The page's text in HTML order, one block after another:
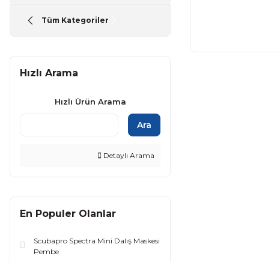
Tüm Kategoriler
Hızlı Arama
Hızlı Ürün Arama
Ara
Detaylı Arama
En Populer Olanlar
Scubapro Spectra Mini Dalış Maskesi
Pembe